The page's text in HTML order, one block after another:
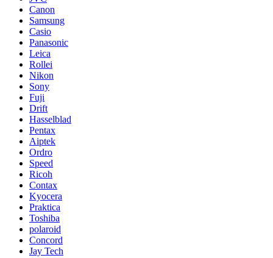
Canon
Samsung
Casio
Panasonic
Leica
Rollei
Nikon
Sony
Fuji
Drift
Hasselblad
Pentax
Aiptek
Ordro
Speed
Ricoh
Contax
Kyocera
Praktica
Toshiba
polaroid
Concord
Jay Tech